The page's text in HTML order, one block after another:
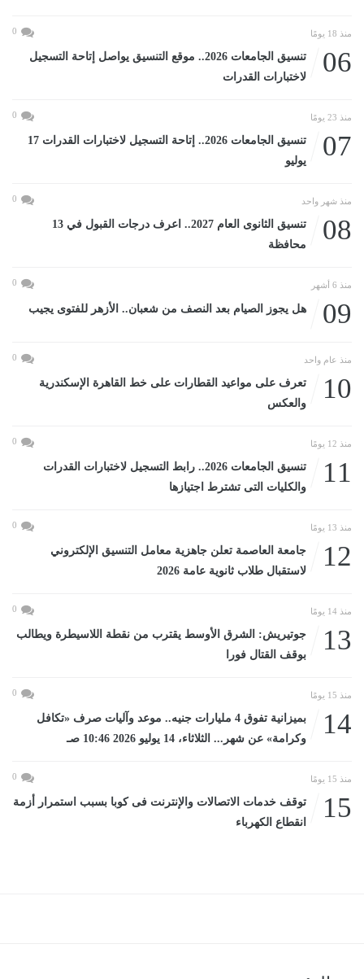
منذ 18 يومًا 0
06
تنسيق الجامعات 2026.. موقع التنسيق يواصل إتاحة التسجيل
لاختبارات القدرات
منذ 23 يومًا 0
07
تنسيق الجامعات 2026.. إتاحة التسجيل لاختبارات القدرات 17
يوليو
منذ شهر واحد 0
08
تنسيق الثانوى العام 2027.. اعرف درجات القبول في 13
محافظة
منذ 6 أشهر 0
09 هل يجوز الصيام بعد النصف من شعبان.. الأزهر للفتوى يجيب
منذ عام واحد 0
10
تعرف على مواعيد القطارات على خط القاهرة الإسكندرية
والعكس
منذ 12 يومًا 0
11
تنسيق الجامعات 2026.. رابط التسجيل لاختبارات القدرات
والكليات التى تشترط اجتيازها
منذ 13 يومًا 0
12
جامعة العاصمة تعلن جاهزية معامل التنسيق الإلكتروني
لاستقبال طلاب ثانوية عامة 2026
منذ 14 يومًا 0
13
جوتيريش: الشرق الأوسط يقترب من نقطة اللاسيطرة ويطالب
بوقف القتال فورا
منذ 15 يومًا 0
14
بميزانية تفوق 4 مليارات جنيه.. موعد وآليات صرف «تكافل
وكرامة» عن شهر... الثلاثاء، 14 يوليو 2026 10:46 صـ
منذ 15 يومًا 0
15
توقف خدمات الاتصالات والإنترنت فى كوبا بسبب استمرار أزمة
انقطاع الكهرباء